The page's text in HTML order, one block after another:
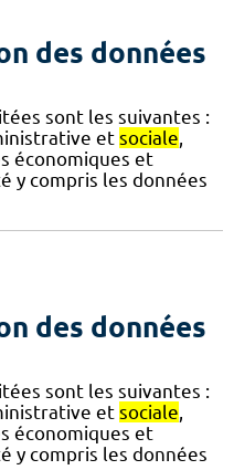
des données
sont les suivantes :
et sociale,
économiques et
y compris les données
des données
sont les suivantes :
et sociale,
économiques et
y compris les données